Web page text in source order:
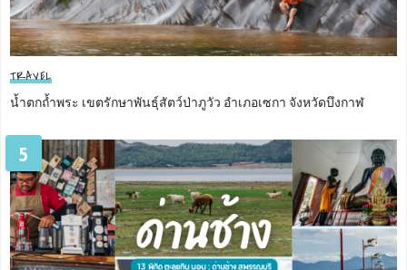
TRAVEL
น้ำตกถ้ำพระ เขตรักษาพันธุ์สัตว์ป่าภูวัว อำเภอเซกา จังหวัดบึงกาฬ
5